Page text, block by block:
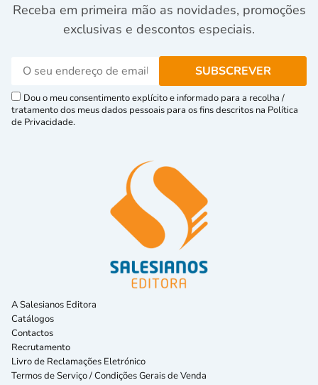
Receba em primeira mão as novidades, promoções
exclusivas e descontos especiais.
Dou o meu consentimento explícito e informado para a recolha /
tratamento dos meus dados pessoais para os fins descritos na Política
de Privacidade.
A Salesianos Editora
Catálogos
Contactos
Recrutamento
Livro de Reclamações Eletrónico
Termos de Serviço / Condições Gerais de Venda